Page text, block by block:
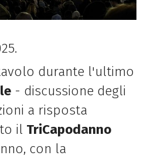
durante l'ultimo
- discussione degli
a risposta
il TriCapodanno
con la